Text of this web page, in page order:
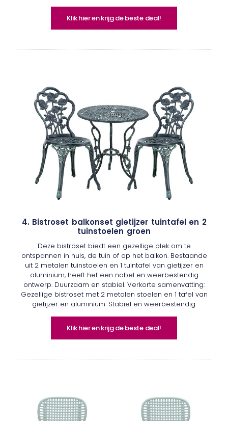
Klik hier en krijg de beste deal!
4. Bistroset balkonset gietijzer tuintafel en 2
tuinstoelen groen
Deze bistroset biedt een gezellige plek om te
ontspannen in huis, de tuin of op het balkon. Bestaande
uit 2 metalen tuinstoelen en 1 tuintafel van gietijzer en
aluminium, heeft het een nobel en weerbestendig
ontwerp. Duurzaam en stabiel. Verkorte samenvatting:
Gezellige bistroset met 2 metalen stoelen en 1 tafel van
gietijzer en aluminium. Stabiel en weerbestendig.
Klik hier en krijg de beste deal!